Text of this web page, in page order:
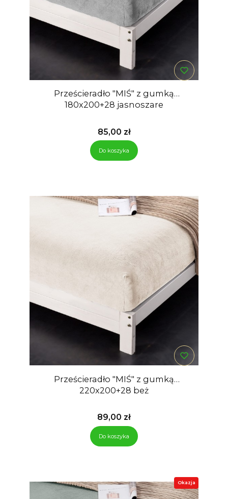
Prześcieradło "MIŚ" z gumką
180x200+28 jasnoszare
Cena
85,00 zł
Do koszyka
Prześcieradło "MIŚ" z gumką
220x200+28 beż
Cena
89,00 zł
Do koszyka
Okazja